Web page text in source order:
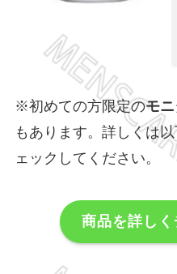
※初めての方限定のモ
もあります。詳しくは
ェックしてください。
商品を詳し